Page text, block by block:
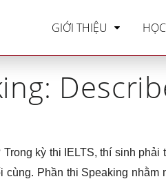
GIỚI THIỆU
IELTS Speaking
kỳ thi IELTS, thí sinh phải
Phần thi Speaking nhằm